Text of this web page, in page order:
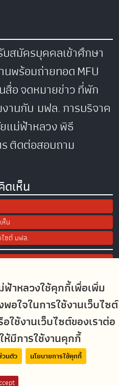
าหลวงใช้คุกกี้เพื่อเพิ่ม
ใจในการใช้งานเว็บไซต์
ช้งานเว็บไซต์ของเราต่อ
มีการใช้งานคุกกี้
วนตัว นโยบายการใช้คุกกี้
บสมัครบุคคลเข้าศึกษา
นพร้อมถ่ายทอดMFU
สื่อจดหมายข่าวที่พัก
านกับ มฟล.การบริจาค
แม่ฟ้าหลวงพิธี
ติดต่อสอบถาม
เห็น
ห็น
ไซต์ มฟล.
Media